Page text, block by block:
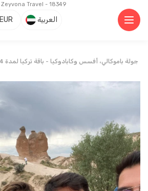
Zeyvona Travel - 18349
EUR العربية
جولة باموكالي، أفسس وكابادوكيا - باقة تركيا لمدة 4 أيام